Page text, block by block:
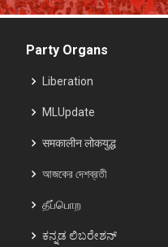
Party Organs
Liberation
MLUpdate
समकालीन लोकयुद्ध
আজকের দেশব্রতী
தீப்பொற
ಕನ್ನಡ ಲಿಬರೇಶನ್